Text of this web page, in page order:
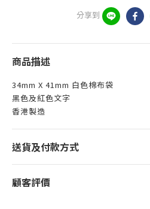
分享到
商品描述
34mm X 41mm 白色棉布袋
黑色及紅色文字
香港製造
送貨及付款方式
顧客評價